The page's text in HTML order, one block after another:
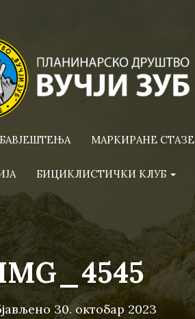
МАРКИРАНЕ СТАЗЕ
БИЦИКЛИСТИЧКИ КЛУБ
30. октобар 2023